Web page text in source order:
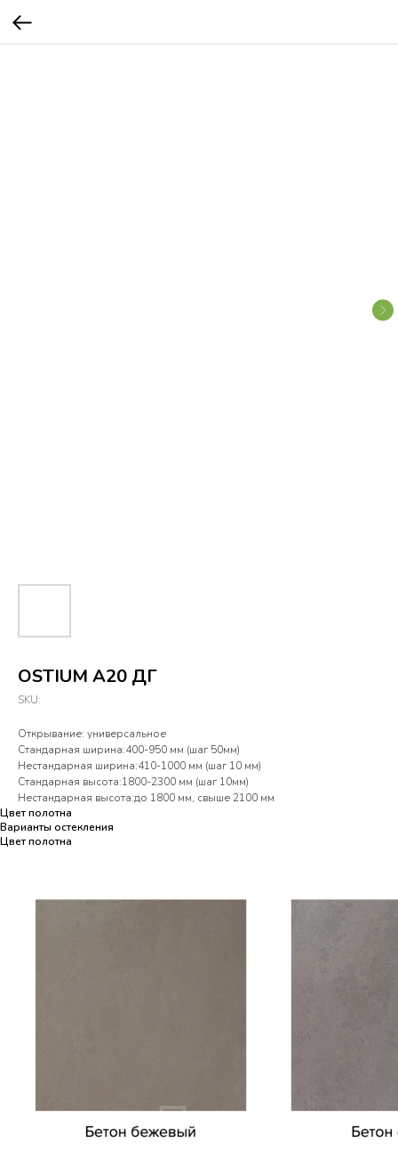
OSTIUM A20 ДГ
SKU:
Открывание: универсальное
Стандарная ширина:400-950 мм (шаг 50мм)
Нестандарная ширина:410-1000 мм (шаг 10 мм)
Стандарная высота:1800-2300 мм (шаг 10мм)
Нестандарная высота:до 1800 мм, свыше 2100 мм
Цвет полотна
Варианты остекления
Цвет полотна